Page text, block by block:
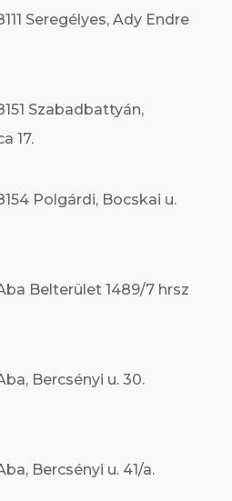
Seregélyes, Ady Endre
Szabadbattyán,
17.
Polgárdi, Bocskai u.
Belterület 1489/7 hrsz
Bercsényi u. 30.
Bercsényi u. 41/a.